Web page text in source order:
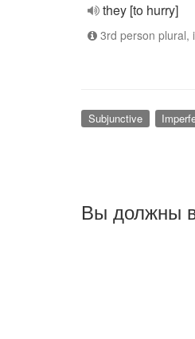
they [to hurry]
3rd person plural,
Subjunctive
Вы должны